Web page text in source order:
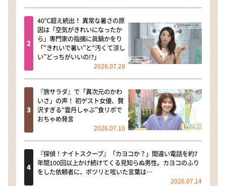
新婚さんいらっしゃい！
ポツンと一軒家
ザキ山小屋本館
ぺこぱのまるスポ
40℃超え続出！ 異常な暑さの原
因は「空気がきれいになったか
ら」専門家の指摘に眞鍋かをり
「“きれいで暑い”と“汚くて涼し
い”どっちがいいの!?」
2026.07.28
『旅サラダ』で「異次元のかわ
いさ」の声！ 初ゲスト女優、贅
沢すぎる“雲丹しゃぶ”食リポで
おちゃめ発言
2026.07.10
『探偵！ナイトスクープ』「カヨコか？」間違い電話を約7
年間100回以上かけ続けてくる見知らぬ男性。カヨコのふり
をした依頼者に、ポツリと呟いた言葉は…
2026.07.14